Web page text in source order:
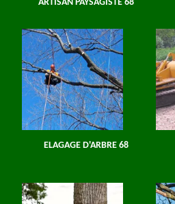
ARTISAN PAYSAGISTE 68
ELAGAGE D'ARBRE 68